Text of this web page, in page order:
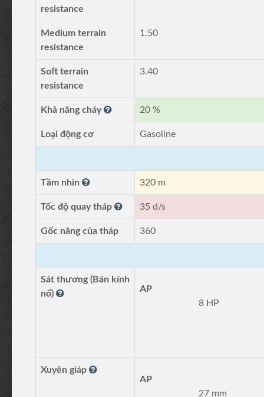
resistance
Medium terrain
resistance
1.50
Soft terrain
resistance
3.40
Khả năng cháy 20 %
Loại động cơ Gasoline
Tầm nhìn 320 m
Tốc độ quay tháp 35 d/s
Gốc nâng của tháp 360
Sát thương (Bán kính
nổ)
AP
8 HP
Xuyên giáp
AP
27 mm